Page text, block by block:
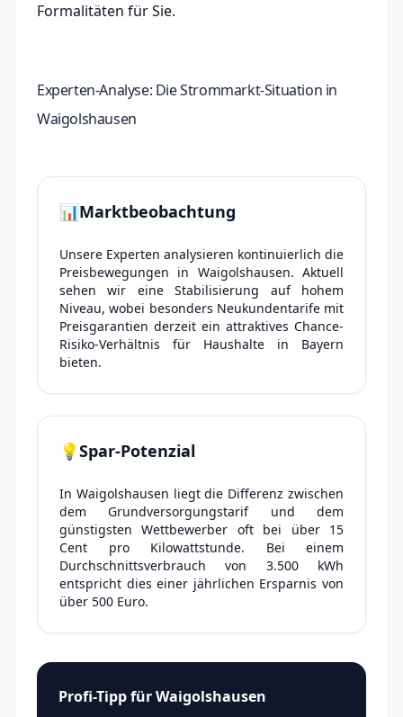
Formalitäten für Sie.
Experten-Analyse: Die Strommarkt-Situation in
Waigolshausen
📊Marktbeobachtung
Unsere Experten analysieren kontinuierlich die
Preisbewegungen in Waigolshausen. Aktuell
sehen wir eine Stabilisierung auf hohem
Niveau, wobei besonders Neukundentarife mit
Preisgarantien derzeit ein attraktives Chance-
Risiko-Verhältnis für Haushalte in Bayern
bieten.
💡Spar-Potenzial
In Waigolshausen liegt die Differenz zwischen
dem Grundversorgungstarif und dem
günstigsten Wettbewerber oft bei über 15
Cent pro Kilowattstunde. Bei einem
Durchschnittsverbrauch von 3.500 kWh
entspricht dies einer jährlichen Ersparnis von
über 500 Euro.
Profi-Tipp für Waigolshausen